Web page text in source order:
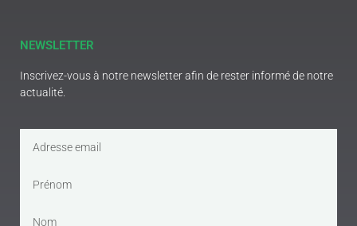
NEWSLETTER
Inscrivez-vous à notre newsletter afin de rester informé de notre
actualité.